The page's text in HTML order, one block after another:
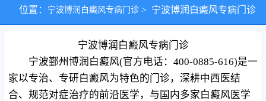
位置： 宁波博润白癜风专病门诊 > 宁波博润白癜风专病门诊
宁波博润白癜风专病门诊
宁波鄞州博润白癜风(官方电话：400-0885-616)是一
家以专治、专研白癜风为特色的门诊，深耕中西医结
合、规范对症治疗的前沿医学，与国内多家白癜风医学